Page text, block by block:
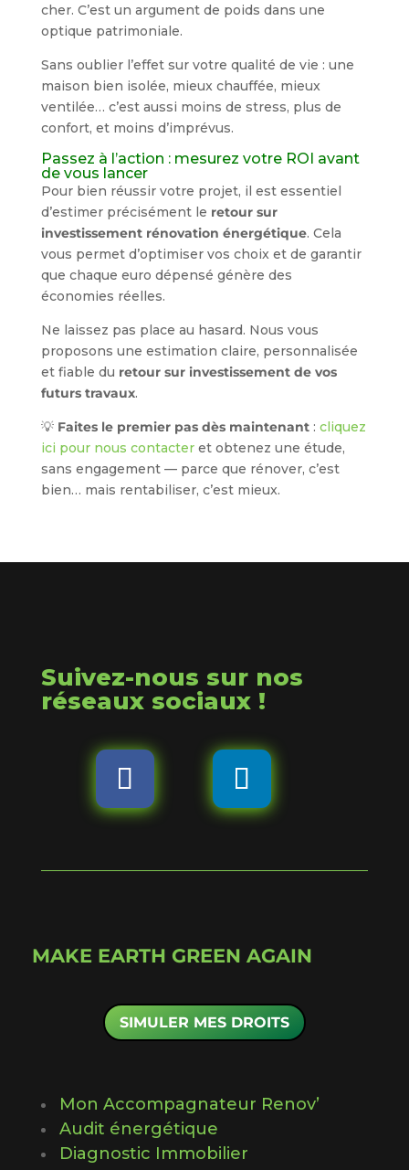
cher. C’est un argument de poids dans une
optique patrimoniale.
Sans oublier l’effet sur votre qualité de vie : une
maison bien isolée, mieux chauffée, mieux
ventilée… c’est aussi moins de stress, plus de
confort, et moins d’imprévus.
Passez à l’action : mesurez votre ROI avant
de vous lancer
Pour bien réussir votre projet, il est essentiel
d’estimer précisément le retour sur
investissement rénovation énergétique. Cela
vous permet d’optimiser vos choix et de garantir
que chaque euro dépensé génère des
économies réelles.
Ne laissez pas place au hasard. Nous vous
proposons une estimation claire, personnalisée
et fiable du retour sur investissement de vos
futurs travaux.
💡 Faites le premier pas dès maintenant: cliquez
ici pour nous contacteret obtenez une étude,
sans engagement — parce que rénover, c’est
bien… mais rentabiliser, c’est mieux.
Suivez-nous sur nos
réseaux sociaux !
MAKE EARTH GREEN AGAIN
SIMULER MES DROITS
Mon Accompagnateur Renov’
Audit énergétique
Diagnostic Immobilier